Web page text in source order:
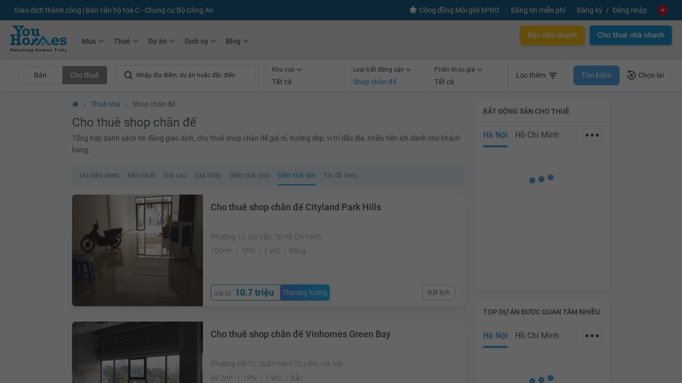
+75.000Tin đăng mới hàng tháng +10.000Thành viên Youhomers Cộng đồng Môi giới bPRO Đăng tin miễn phí Đăng ký Đăng nhập
Mua Thuê Dự án Dịch vụ Blog
Bán nhà nhanh Cho thuê nhà nhanh
Bán Cho thuê
Khu vực
Tất cả
Loại bất động sản
Shop chân đế
Phân khúc giá
Tất cả
Lọc thêm Tìm kiếm Chọn lại
› Thuê nhà › Shop chân đế
Cho thuê shop chân đế
Tổng hợp danh sách tin đăng giao dịch, cho thuê shop chân đế giá rẻ, hướng đẹp, vị trí đắc địa, nhiều tiện ích dành cho khách
hàng.
Ưu tiên xem: Mới nhất Giá cao Giá thấp Diện tích nhỏ Diện tích lớn Tin đã xem
Cho thuê shop chân đế Cityland Park Hills
Phường 10, Gò Vấp, Tp Hồ Chí Minh
100m²
1PN 1 WC Đông
Giá từ 10.7 triệu Thương lượng Đặt lịch
Cho thuê shop chân đế Vinhomes Green Bay
Phường Mễ Trì, Quận Nam Từ Liêm, Hà Nội
89.2m²
1PN 1 WC Bắc
BẤT ĐỘNG SẢN CHO THUÊ
Hà Nội Hồ Chí Minh
TOP DỰ ÁN ĐƯỢC QUAN TÂM NHIỀU
Hà Nội Hồ Chí Minh